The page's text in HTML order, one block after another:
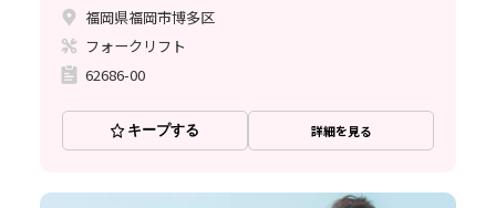
福岡県福岡市博多区
フォークリフト
62686-00
キープする 詳細を見る